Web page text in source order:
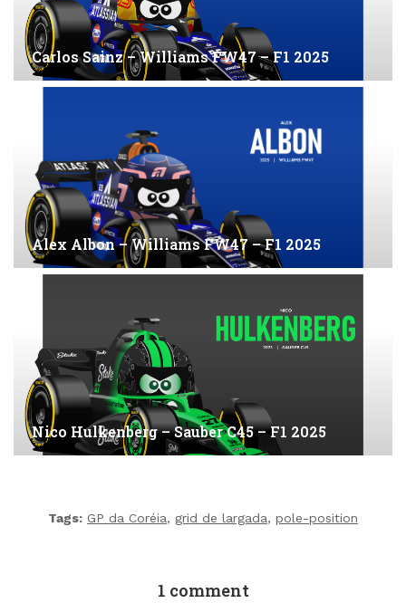
Carlos Sainz – Williams FW47 – F1 2025
Alex Albon – Williams FW47 – F1 2025
Nico Hulkenberg – Sauber C45 – F1 2025
Tags: GP da Coréia, grid de largada, pole-position
1 comment